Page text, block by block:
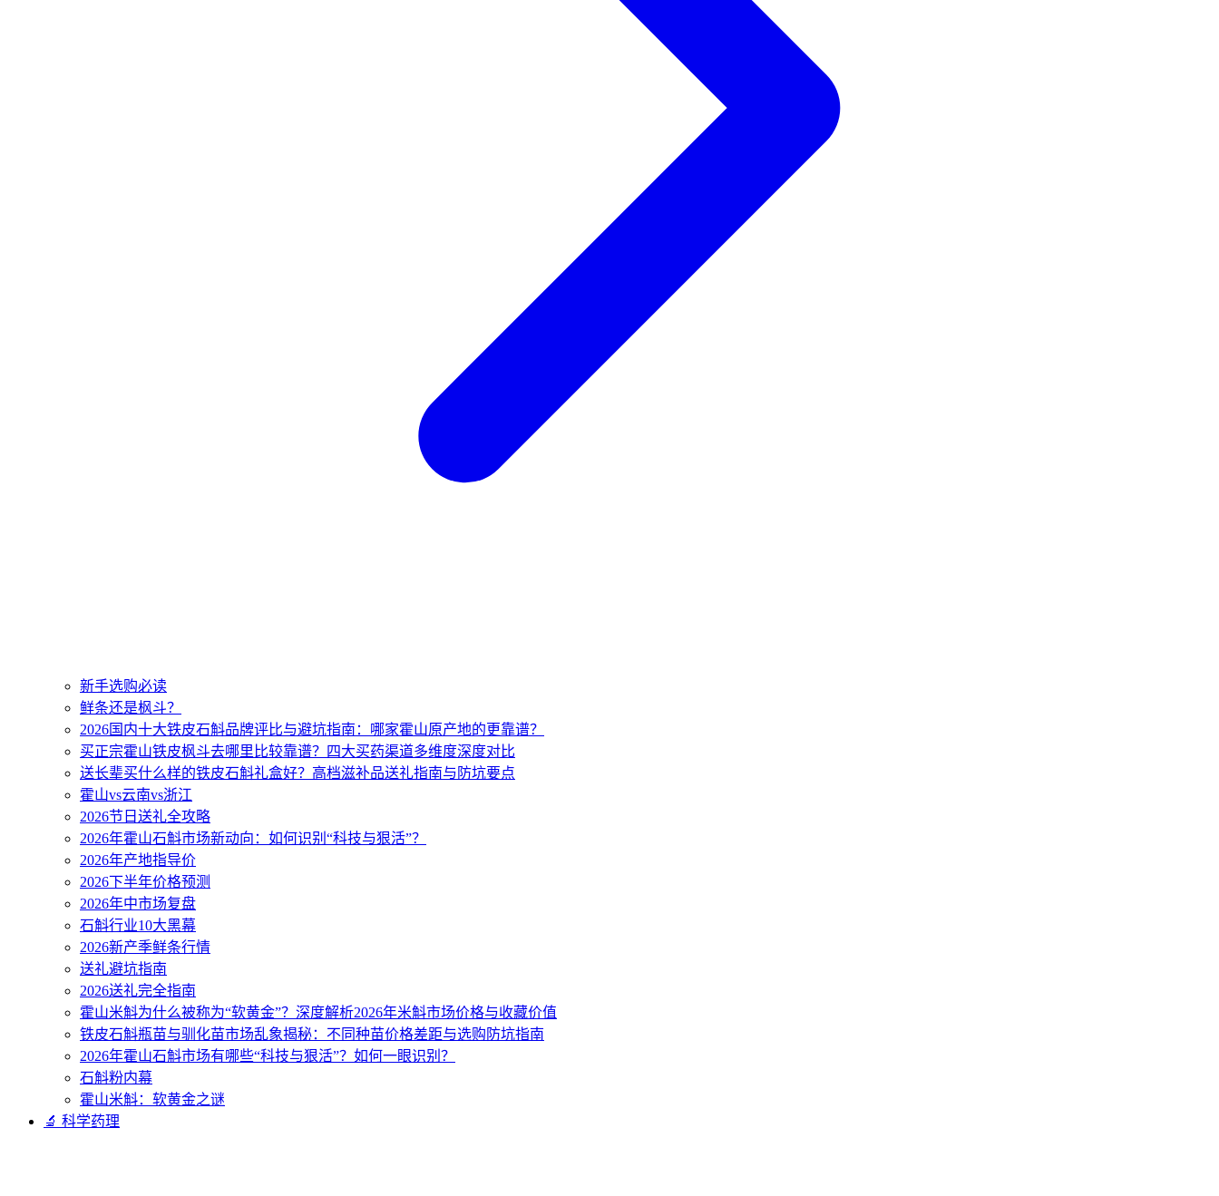
新手选购必读
鲜条还是枫斗？
2026国内十大铁皮石斛品牌评比与避坑指南：哪家霍山原产地的更靠谱？
买正宗霍山铁皮枫斗去哪里比较靠谱？四大买药渠道多维度深度对比
送长辈买什么样的铁皮石斛礼盒好？高档滋补品送礼指南与防坑要点
霍山vs云南vs浙江
2026节日送礼全攻略
2026年霍山石斛市场新动向：如何识别“科技与狠活”？
2026年产地指导价
2026下半年价格预测
2026年中市场复盘
石斛行业10大黑幕
2026新产季鲜条行情
送礼避坑指南
2026送礼完全指南
霍山米斛为什么被称为“软黄金”？深度解析2026年米斛市场价格与收藏价值
铁皮石斛瓶苗与驯化苗市场乱象揭秘：不同种苗价格差距与选购防坑指南
2026年霍山石斛市场有哪些“科技与狠活”？如何一眼识别？
石斛粉内幕
霍山米斛：软黄金之谜
🔬 科学药理